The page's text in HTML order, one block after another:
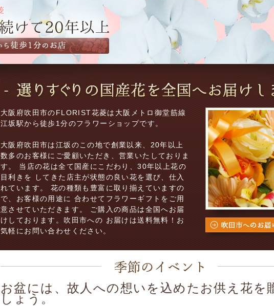
大阪府吹田市のFLORIST花菱は大阪メトロ御堂筋線
江坂駅から徒歩1分のフラワーショップです。
大阪府吹田市は江坂のこの地で創業以来、20年以上
数多のお客様にご愛顧いただき、営業いたしておりま
す。 当店の花は全て国産にこだわり、30年以上花の
目利きを してきた店主が状態の良い花を選び、仕入
れています。 花の種類も豊富に取り揃えていますの
で、お客様の用途に 合わせてフラワーギフトをご用
意させていただきます。 ご購入の商品は全国へお届
けしております。吹田市への お届けは送料無料！お
気軽にお問い合わせください。
お盆には、故人への想いを込めたお供え花を
しょう。